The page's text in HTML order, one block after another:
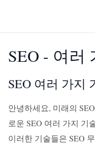
SEO - 여러
SEO 여러 가지
안녕하세요, 미래의
로운 SEO 여러 가지 기
이러한 기술들은 SEO